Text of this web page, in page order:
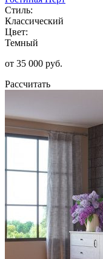
Стиль:
Классический
Цвет:
Темный
от 35 000 руб.
Рассчитать